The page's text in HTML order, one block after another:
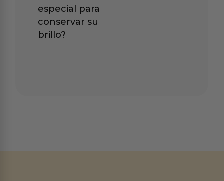
especial para
conservar su
brillo?